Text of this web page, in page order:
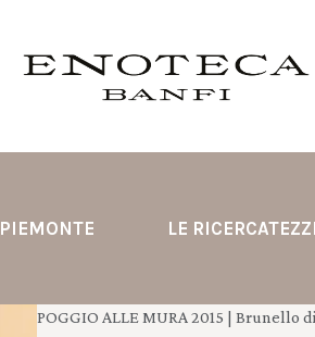
PIEMONTE LE
POGGIO ALLE MURA 2015 | Brunello